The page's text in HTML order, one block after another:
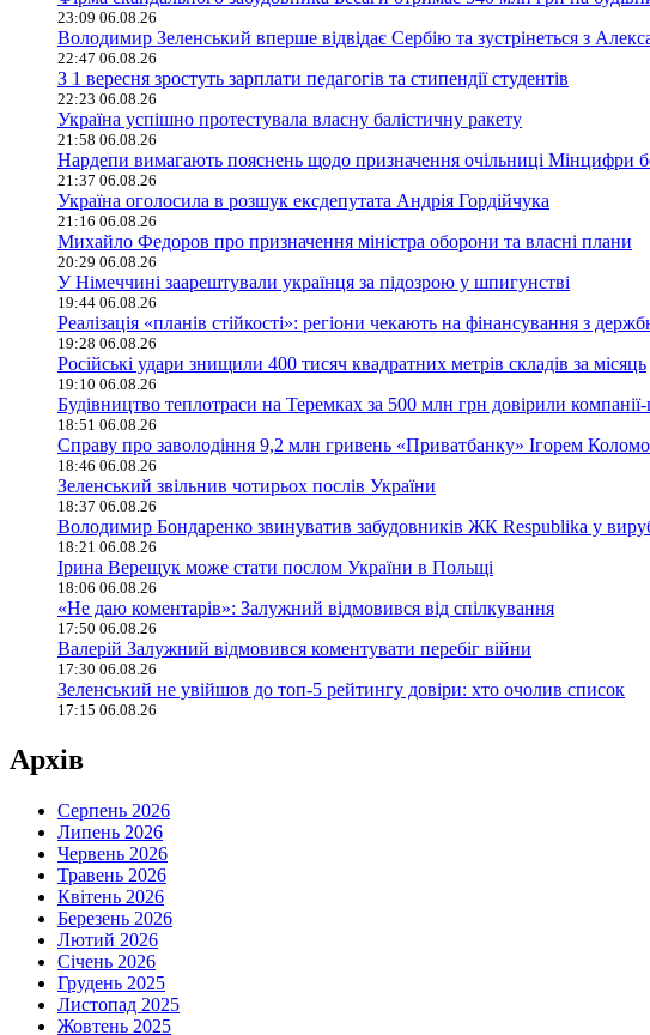
23:09 06.08.26
Володимир Зеленський вперше відвідає Сербію та зустрінеться з
22:47 06.08.26
З 1 вересня зростуть зарплати педагогів та стипендії студентів
22:23 06.08.26
Україна успішно протестувала власну балістичну ракету
21:58 06.08.26
Нардепи вимагають пояснень щодо призначення очільниці Мінцифри
21:37 06.08.26
Україна оголосила в розшук ексдепутата Андрія Гордійчука
21:16 06.08.26
Михайло Федоров про призначення міністра оборони та власні плани
20:29 06.08.26
У Німеччині заарештували українця за підозрою у шпигунстві
19:44 06.08.26
Реалізація «планів стійкості»: регіони чекають на фінансування з
19:28 06.08.26
Російські удари знищили 400 тисяч квадратних метрів складів за місяць
19:10 06.08.26
Будівництво теплотраси на Теремках за 500 млн грн довірили компанії-
18:51 06.08.26
Справу про заволодіння 9,2 млн гривень «Приватбанку» Ігорем
18:46 06.08.26
Зеленський звільнив чотирьох послів України
18:37 06.08.26
Володимир Бондаренко звинуватив забудовників ЖК Respublika у
18:21 06.08.26
Ірина Верещук може стати послом України в Польщі
18:06 06.08.26
«Не даю коментарів»: Залужний відмовився від спілкування
17:50 06.08.26
Валерій Залужний відмовився коментувати перебіг війни
17:30 06.08.26
Зеленський не увійшов до топ-5 рейтингу довіри: хто очолив список
17:15 06.08.26
Архів
Серпень 2026
Липень 2026
Червень 2026
Травень 2026
Квітень 2026
Березень 2026
Лютий 2026
Січень 2026
Грудень 2025
Листопад 2025
Жовтень 2025